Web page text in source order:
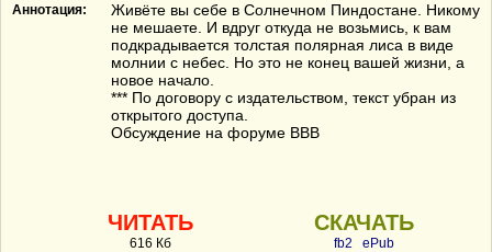
Аннотация:
Живёте вы себе в Солнечном Пиндостане. Никому
не мешаете. И вдруг откуда не возьмись, к вам
подкрадывается толстая полярная лиса в виде
молнии с небес. Но это не конец вашей жизни, а
новое начало.
*** По договору с издательством, текст убран из
открытого доступа.
Обсуждение на форуме ВВВ
ЧИТАТЬ
616 Кб
СКАЧАТЬ
fb2 ePub